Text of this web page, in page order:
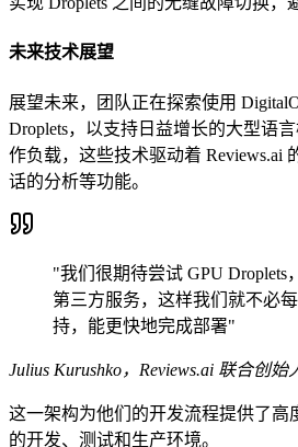
未来技术展望
展望未来，团队正在探索使用
Droplets，以支持日益增长的大型语
作负载，这些技术驱动着 Reviews.ai
话的分析等功能。
"我们很期待尝试 GPU Droplets
第三方服务，这样我们就不必
持，能更快地完成部署"
Julius Kurushko，Reviews.ai 联合创始
这一架构为他们的开发流程提供了高
的开发、测试和生产环境。